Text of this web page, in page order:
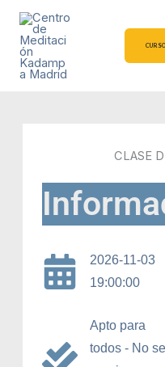
contenido
CLASE
2026-11-03
19:00:00
Apto para
todos - No se